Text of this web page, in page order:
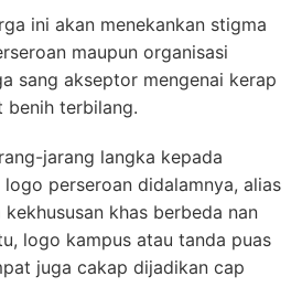
ini akan menekankan stigma
maupun organisasi
sang akseptor mengenai kerap
benih terbilang.
jarang langka kepada
logo perseroan didalamnya, alias
khas berbeda nan
logo kampus atau tanda puas
juga cakap dijadikan cap